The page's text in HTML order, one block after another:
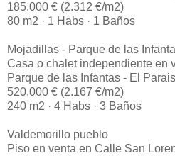
185.000 € (2.312 €/m2)
80 m2 · 1 Habs · 1 Baños
Mojadillas - Parque de las
Casa o chalet independiente en
Parque de las Infantas - El
520.000 € (2.167 €/m2)
240 m2 · 4 Habs · 3 Baños
Valdemorillo pueblo
Piso en venta en Calle San